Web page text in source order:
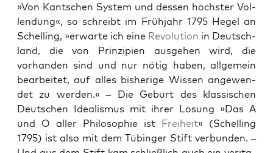
»Von Kantschen Sys­tem und dessen höch­ster Vol­
len­dung«, so schreibt im Früh­jahr 1795 Hegel an
Schelling, »erwarte ich eine Rev­o­lu­tion in Deutsch­
land, die von Prinzip­i­en aus­ge­hen wird, die
vorhan­den sind und nur nötig haben, all­ge­mein
bear­beit­et, auf alles bish­erige Wis­sen angewen­
det zu wer­den.« – Die Geburt des klas­sis­chen
Deutschen Ide­al­is­mus mit ihrer Losung »Das A
und O aller Philoso­phie ist Frei­heit« (Schelling
1795) ist also mit dem Tübinger Stift ver­bun­den. –